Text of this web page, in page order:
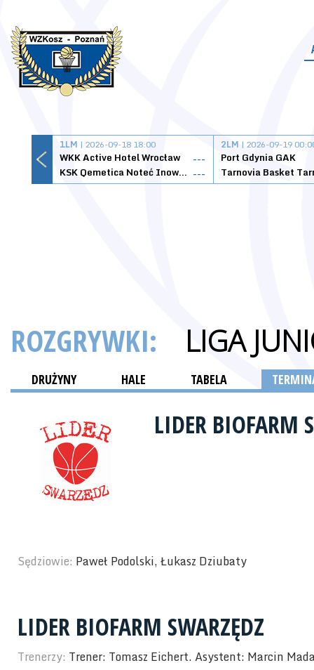
1LM | 2026-09-18 18:00
WKK Active Hotel Wrocław
---
KSK Qemetica Noteć Inowrocław ---
2LM | 2026-09-19
Port Gdynia GAK
ROZGRYWKI: LIGA
DRUŻYNY HALE TABELA
LIDER BIOFARM
Sędziowie: Paweł Podolski, Łukasz Dziubaty
LIDER BIOFARM SWARZĘDZ
Trenerzy: Trener: Tomasz Eichert. Asystent: Marcin